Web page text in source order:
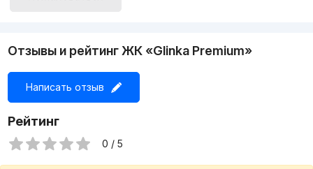
Отзывы и рейтинг ЖК «Glinka Premium»
Написать отзыв
Рейтинг
0 / 5